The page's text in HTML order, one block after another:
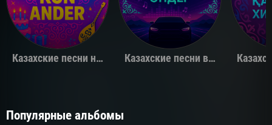
Казахские песни на день рождения Казахские песни в машину
Популярные альбомы